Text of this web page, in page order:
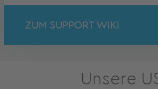
ZUM SUPPORT WIKI
Unsere